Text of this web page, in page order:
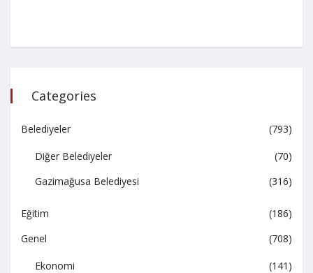
Categories
Belediyeler (793)
Diğer Belediyeler
(70)
Gazimağusa Belediyesi
(316)
Eğitim
(186)
Genel
(708)
Ekonomi
(141)